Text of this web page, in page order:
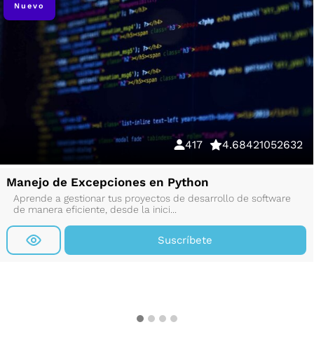
Nuevo
417 4.68421052632
Manejo de Excepciones en Python
Aprende a gestionar tus proyectos de desarrollo de software
de manera eficiente, desde la inici...
Suscríbete